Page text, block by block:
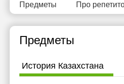
Предметы Про
Предметы
История Казахстана
19:00
20:00